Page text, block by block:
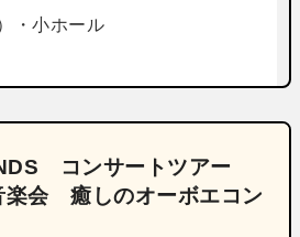
・小ホール
コンサートツアー
楽会 癒しのオーボエコン